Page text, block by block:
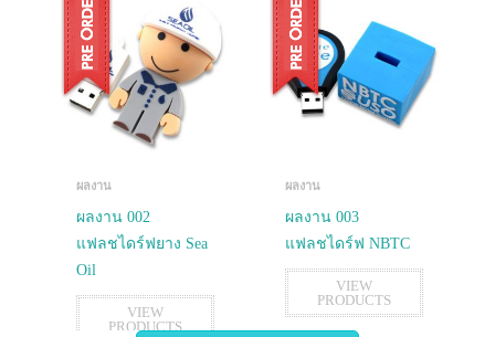
ผลงาน
ผลงาน 002
แฟลชไดร์ฟยาง Sea
Oil
VIEW
PRODUCTS
ผลงาน
ผลงาน 003
แฟลชไดร์ฟ NBTC
VIEW
PRODUCTS